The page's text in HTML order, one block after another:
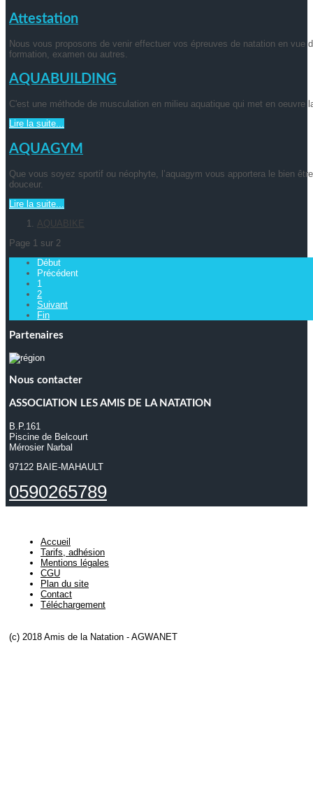
Attestation
Nous vous proposons de venir effectuer vos épreuves de natation en vue
formation, examen ou autres.
AQUABUILDING
C'est une méthode de musculation en milieu aquatique qui met en oeuvre
Lire la suite...
AQUAGYM
Que vous soyez sportif ou néophyte, l’aquagym vous apportera le bien
douceur.
Lire la suite...
AQUABIKE
Page 1 sur 2
Début
Précédent
1
2
Suivant
Fin
Partenaires
Nous contacter
ASSOCIATION LES AMIS DE LA NATATION
B.P.161
Piscine de Belcourt
Mérosier Narbal
97122 BAIE-MAHAULT
0590265789
Accueil
Tarifs, adhésion
Mentions légales
CGU
Plan du site
Contact
Téléchargement
(c) 2018 Amis de la Natation - AGWANET